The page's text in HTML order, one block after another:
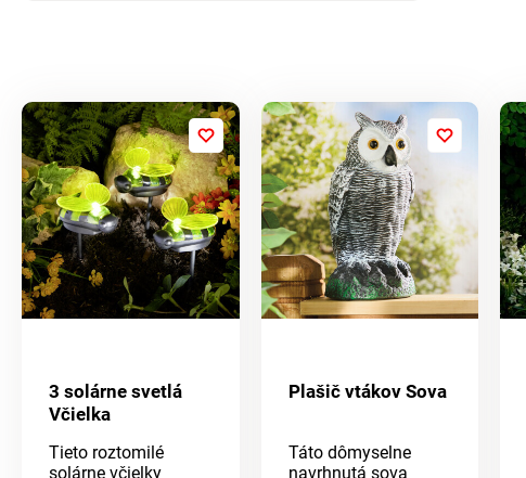
3 solárne svetlá
Včielka
Tieto roztomilé
solárne včielky
Plašič vtákov Sova
Táto dômyselne
navrhnutá sova